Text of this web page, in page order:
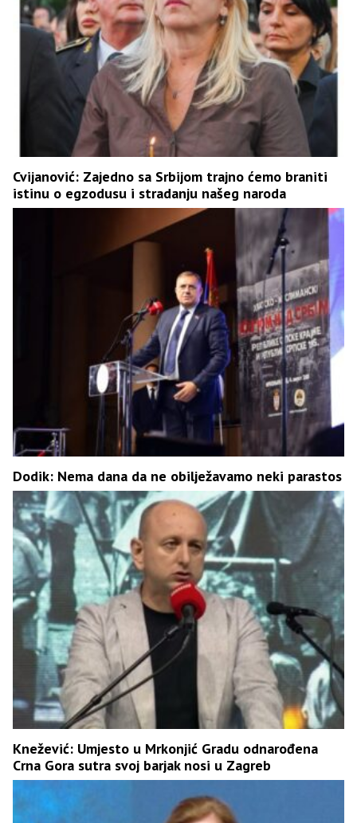
Cvijanović: Zajedno sa Srbijom trajno ćemo braniti
istinu o egzodusu i stradanju našeg naroda
Dodik: Nema dana da ne obilježavamo neki parastos
Knežević: Umjesto u Mrkonjić Gradu odnarođena
Crna Gora sutra svoj barjak nosi u Zagreb